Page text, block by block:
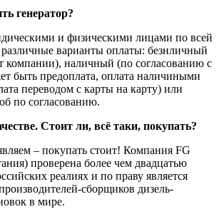
генератор?
и физическими лицами по всей
варианты оплаты: безнличный
компании), наличный (по согласованию с
быть предоплата, оплата наличиными
переводом с карты на карту) или
по согласованию.
Стоит ли, всё таки, покупать?
– покупать стоит! Компания FG
проверена более чем двадцатью
реалиях и по праву является
сборщиков дизель-
в мире.